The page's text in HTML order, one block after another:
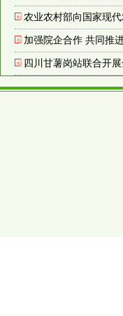
农业农村部向国家现
加强院企合作 共同推
四川甘薯岗站联合开